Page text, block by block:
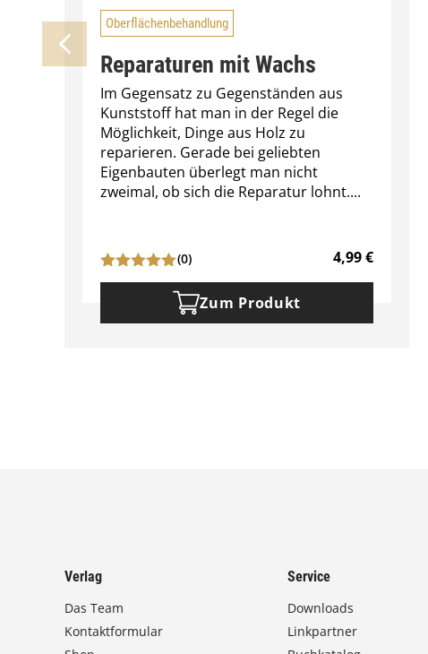
Oberflächenbehandlung
Reparaturen mit Wachs
Im Gegensatz zu Gegenständen aus
Kunststoff hat man in der Regel die
Möglichkeit, Dinge aus Holz zu
reparieren. Gerade bei geliebten
Eigenbauten überlegt man nicht
zweimal, ob sich die Reparatur lohnt....
(0) 4,99€
Zum Produkt
Verlag
Das Team
Kontaktformular
Service
Downloads
Linkpartner